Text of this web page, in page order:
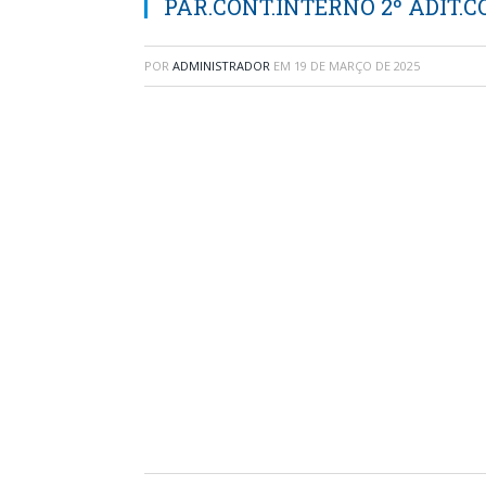
PAR.CONT.INTERNO 2º
POR ADMINISTRADOR EM 19 DE MARÇO DE 2025